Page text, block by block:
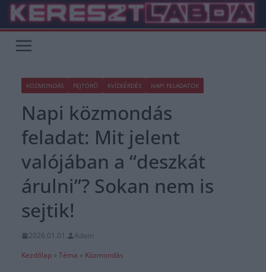
Skip
content
KÖZMONDÁS FEJTÖRŐ KVÍZKÉRDÉS NAPI FELADATOK
Napi közmondás
feladat: Mit jelent
valójában a “deszkát
árulni”? Sokan nem is
sejtik!
2026.01.01.
Adam
Kezdőlap » Téma » Közmondás